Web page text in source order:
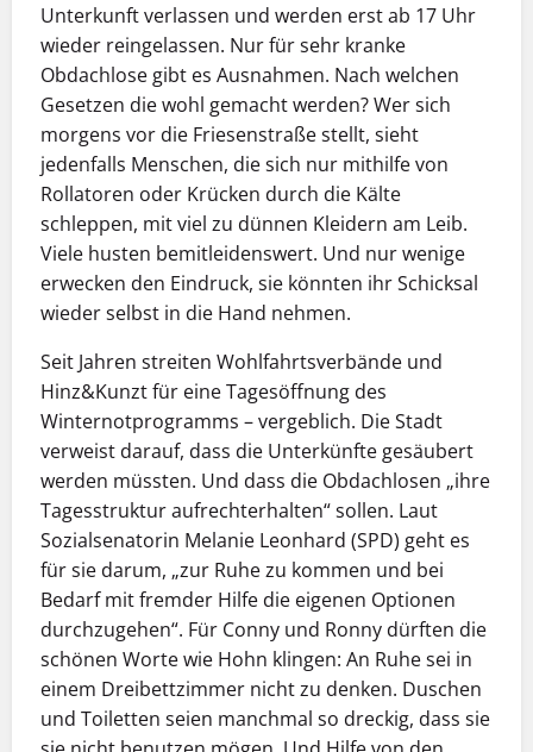
Unterkunft verlassen und werden erst ab 17 Uhr
wieder reingelassen. Nur für sehr kranke
Obdachlose gibt es Ausnahmen. Nach welchen
Gesetzen die wohl gemacht werden? Wer sich
morgens vor die Friesenstraße stellt, sieht
jedenfalls Menschen, die sich nur mithilfe von
Rollatoren oder Krücken durch die Kälte
schleppen, mit viel zu dünnen Kleidern am Leib.
Viele husten bemitleidenswert. Und nur wenige
erwecken den Eindruck, sie könnten ihr Schicksal
wieder selbst in die Hand nehmen.
Seit Jahren streiten Wohlfahrtsverbände und
Hinz&Kunzt für eine Tagesöffnung des
Winternotprogramms – vergeblich. Die Stadt
verweist darauf, dass die Unterkünfte gesäubert
werden müssten. Und dass die Obdachlosen „ihre
Tagesstruktur aufrechterhalten“ sollen. Laut
Sozialsenatorin Melanie Leonhard (SPD) geht es
für sie darum, „zur Ruhe zu kommen und bei
Bedarf mit fremder Hilfe die eigenen Optionen
durchzugehen“. Für Conny und Ronny dürften die
schönen Worte wie Hohn klingen: An Ruhe sei in
einem Dreibettzimmer nicht zu denken. Duschen
und Toiletten seien manchmal so dreckig, dass sie